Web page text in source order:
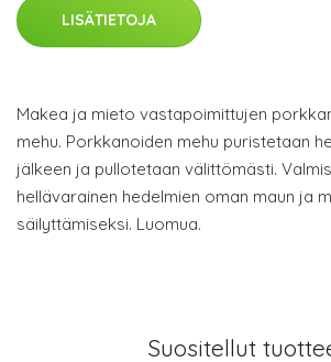
LISÄTIETOJA
Makea ja mieto vastapoimittujen
mehu. Porkkanoiden mehu puristetaan
jälkeen ja pullotetaan välittömästi.
hellävarainen hedelmien oman maun ja
säilyttämiseksi. Luomua.
Suositellut